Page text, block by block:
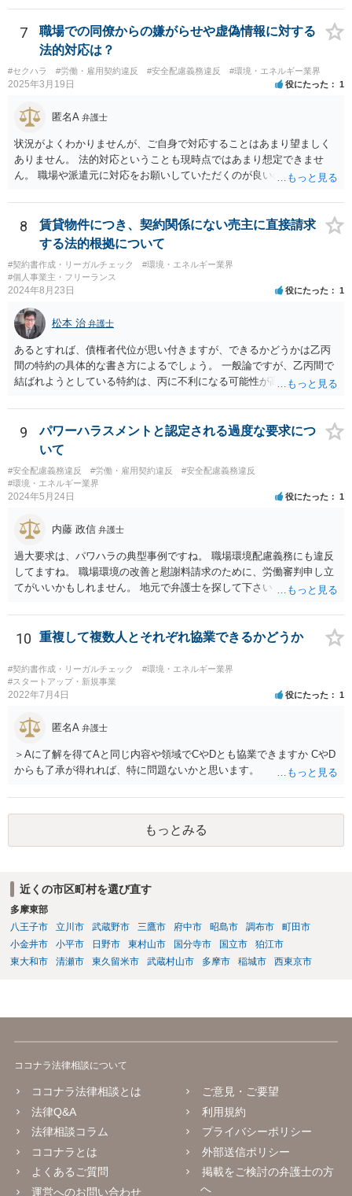
7
職場での同僚からの嫌がらせや虚偽情報に対する
法的対応は？
#セクハラ #労働・雇用契約違反 #安全配慮義務違反 #環境・エネルギー業界
2025年3月19日 役にたった 1
匿名A 弁護士
状況がよくわかりませんが、ご自身で対応することはあまり望ましく
ありません。 法的対応ということも現時点ではあまり想定できませ
ん。 職場や派遣元に対応をお願いしていただくのが良いのではないで
8
賃貸物件につき、契約関係にない売主に直接請求
する法的根拠について
#契約書作成・リーガルチェック
#環境・エネルギー業界
#個人事業主・フリーランス
2024年8月23日 役にたった 1
松本 治 弁護士
あるとすれば、債権者代位が思い付きますが、できるかどうかは乙丙
間の特約の具体的な書き方によるでしょう。 一般論ですが、乙丙間で
結ばれようとしている特約は、丙に不利になる可能性が高いです。
9
パワーハラスメントと認定される過度な要求につ
いて
#安全配慮義務違反 #労働・雇用契約違反
#安全配慮義務違反
#環境・エネルギー業界
2024年5月24日 役にたった 1
内藤 政信 弁護士
過大要求は、パワハラの典型事例ですね。 職場環境配慮義務にも違反
してますね。 職場環境の改善と慰謝料請求のために、労働審判申し立
てがいいかもしれません。 地元で弁護士を探して下さい。
10 重複して複数人とそれぞれ協業できるかどうか
#契約書作成・リーガルチェック
#環境・エネルギー業界
#スタートアップ・新規事業
2022年7月4日 役にたった 1
匿名A 弁護士
＞Aに了解を得てAと同じ内容や領域でCやDとも協業できますか CやD
からも了承が得れれば、特に問題ないかと思います。
もっとみる
近くの市区町村を選び直す
多摩東部
八王子市
立川市 武蔵野市 三鷹市 府中市 昭島市 調布市
町田市
小金井市
小平市 日野市 東村山市 国分寺市 国立市
狛江市
東大和市
清瀬市 東久留米市 武蔵村山市 多摩市 稲城市 西東京市
ココナラ法律相談について
ココナラ法律相談とは
法律Q&A
法律相談コラム
ココナラとは
よくあるご質問
運営へのお問い合わせ
ご意見・ご要望
利用規約
プライバシーポリシー
外部送信ポリシー
掲載をご検討の弁護士の方
へ